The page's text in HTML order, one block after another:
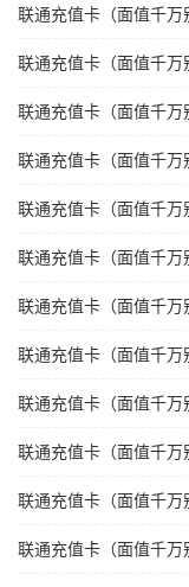
联通充值卡（面值千万
联通充值卡（面值千
联通充值卡（面值千
联通充值卡（面值千
联通充值卡（面值千
联通充值卡（面值千
联通充值卡（面值千
联通充值卡（面值千
联通充值卡（面值千
联通充值卡（面值千
联通充值卡（面值千
联通充值卡（面值千万